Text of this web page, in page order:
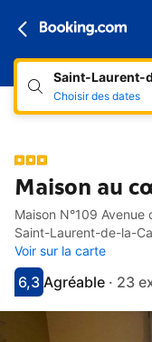
Saint-Laurent-
Choisir des dates
Maison au
Accès rapides
Aller à la description
Aller aux équipements
Aller aux
Aller aux conditions
Maison N°109 Avenue
Saint-Laurent-de-la-
Voir sur la carte
Avec une note de 6.3
6,3
agréableAgréable · 23